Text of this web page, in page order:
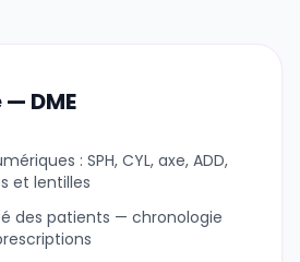
DME
: SPH, CYL, axe, ADD,
et lentilles
des patients — chronologie